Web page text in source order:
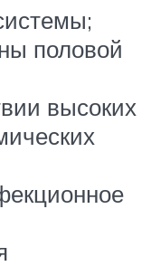
половой
высоких